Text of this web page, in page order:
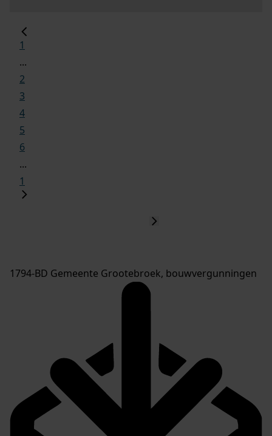
1
...
2
3
4
5
6
...
1
1794-BD Gemeente Grootebroek, bouwvergunningen